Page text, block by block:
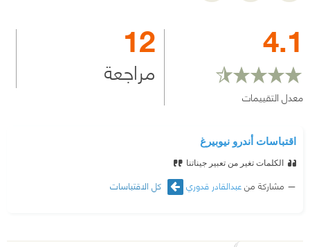
4.1
معدل التقييمات
12
مراجعة
اقتباسات أندرو نيوبيرغ
الكلمات تغير من تعبير جيناتنا
مشاركة منعبدالقادر قدوري كل الاقتباسات